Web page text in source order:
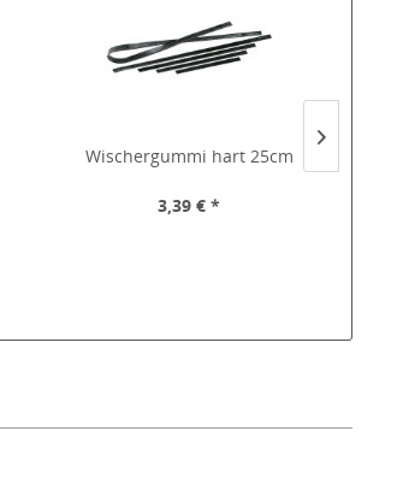
Wischergummi hart 25cm
3,39 € *